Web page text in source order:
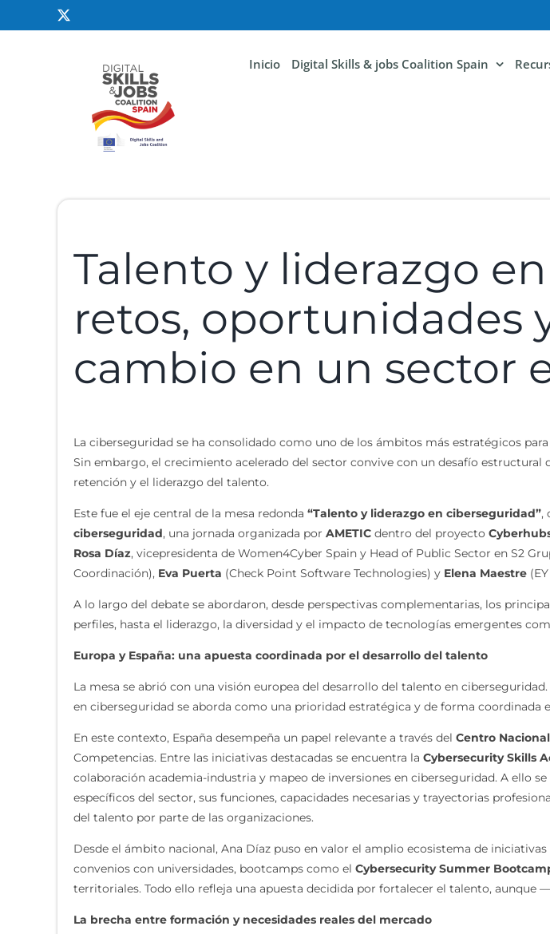
Inicio Digital Skills & jobs Coalition Spain
Talento y liderazgo
retos, oportunidades
cambio en un sector
La ciberseguridad se ha consolidado como uno de los ámbitos más estratégicos
Sin embargo, el crecimiento acelerado del sector convive con un desafío estructural
retención y el liderazgo del talento.
Este fue el eje central de la mesa redonda “Talento y liderazgo en ciberseguridad”,
ciberseguridad, una jornada organizada por AMETICdentro del proyecto
Rosa Díaz, vicepresidenta de Women4Cyber Spain y Head of Public Sector en S2
Coordinación), Eva Puerta (Check Point Software Technologies) y Elena Maestre(EY
A lo largo del debate se abordaron, desde perspectivas complementarias, los
perfiles, hasta el liderazgo, la diversidad y el impacto de tecnologías emergentes
Europa y España: una apuesta coordinada por el desarrollo del talento
La mesa se abrió con una visión europea del desarrollo del talento en
en ciberseguridad se aborda como una prioridad estratégica y de forma coordinada
En este contexto, España desempeña un papel relevante a través del Centro
Competencias. Entre las iniciativas destacadas se encuentra la Cybersecurity Skills
colaboración academia-industria y mapeo de inversiones en ciberseguridad. A ello se
específicos del sector, sus funciones, capacidades necesarias y trayectorias
del talento por parte de las organizaciones.
Desde el ámbito nacional, Ana Díaz puso en valor el amplio ecosistema de
convenios con universidades, bootcamps como el Cybersecurity Summer
territoriales. Todo ello refleja una apuesta decidida por fortalecer el talento, aunque
La brecha entre formación y necesidades reales del mercado